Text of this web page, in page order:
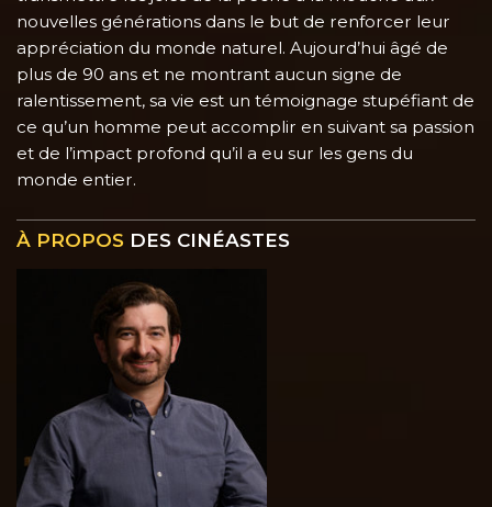
nouvelles générations dans le but de renforcer leur
appréciation du monde naturel. Aujourd’hui âgé de
plus de 90 ans et ne montrant aucun signe de
ralentissement, sa vie est un témoignage stupéfiant de
ce qu’un homme peut accomplir en suivant sa passion
et de l’impact profond qu’il a eu sur les gens du
monde entier.
À PROPOS DES CINÉASTES